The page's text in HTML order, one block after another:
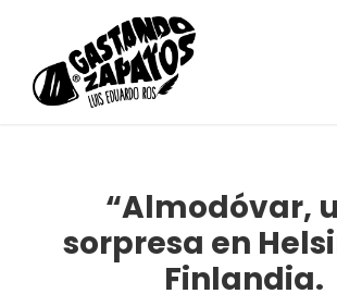
“Almodóvar,
sorpresa en
Finlandia.